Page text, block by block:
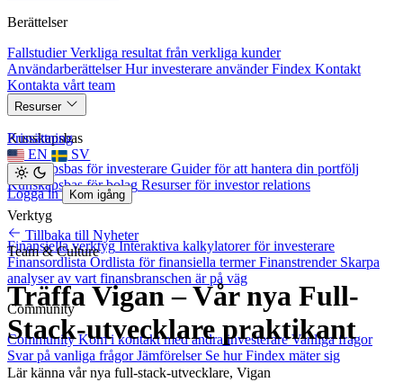
Berättelser
Fallstudier Verkliga resultat från verkliga kunder
Användarberättelser Hur investerare använder Findex Kontakt
Kontakta vårt team
Resurser
Kunskapsbas
Kunskapsbas för investerare Guider för att hantera din portfölj
Kunskapsbas för bolag Resurser för investor relations
Verktyg
Finansiella verktyg Interaktiva kalkylatorer för investerare
Finansordlista Ordlista för finansiella termer Finanstrender Skarpa
analyser av vart finansbranschen är på väg
Community
Community Kom i kontakt med andra investerare Vanliga frågor
Svar på vanliga frågor Jämförelser Se hur Findex mäter sig
Prissättning
EN
SV
Logga in Kom igång
Tillbaka till Nyheter
Team & Culture
Träffa Vigan – Vår nya Full-
Stack-utvecklare praktikant
Lär känna vår nya full-stack-utvecklare, Vigan